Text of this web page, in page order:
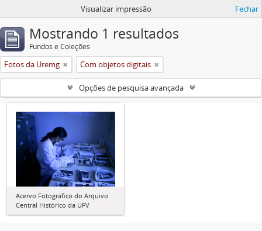
Visualizar impressão Fechar
Mostrando 1 resultados
Fundos e Coleções
Fotos da Uremg Com objetos digitais
Opções de pesquisa avançada
Acervo Fotográfico do Arquivo
Central Histórico da UFV